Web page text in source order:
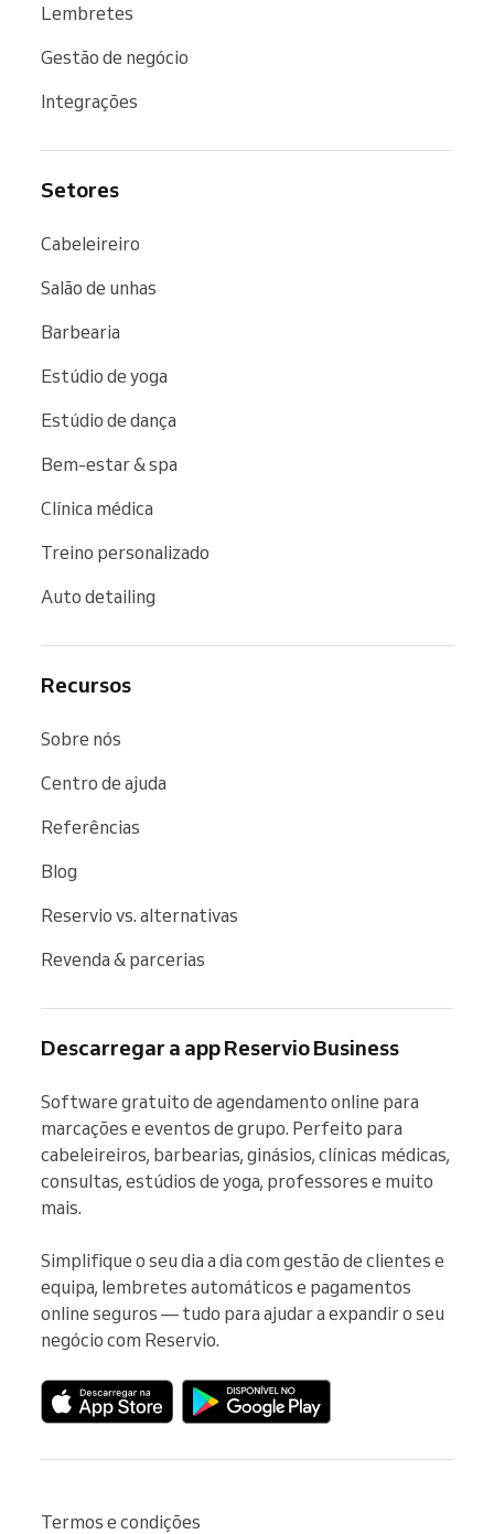
Lembretes
Gestão de negócio
Integrações
Setores
Cabeleireiro
Salão de unhas
Barbearia
Estúdio de yoga
Estúdio de dança
Bem-estar & spa
Clínica médica
Treino personalizado
Auto detailing
Recursos
Sobre nós
Centro de ajuda
Referências
Blog
Reservio vs. alternativas
Revenda & parcerias
Descarregar a app Reservio Business
Software gratuito de agendamento online para
marcações e eventos de grupo. Perfeito para
cabeleireiros, barbearias, ginásios, clínicas médicas,
consultas, estúdios de yoga, professores e muito
mais.
Simplifique o seu dia a dia com gestão de clientes e
equipa, lembretes automáticos e pagamentos
online seguros — tudo para ajudar a expandir o seu
negócio com Reservio.
Termos e condições